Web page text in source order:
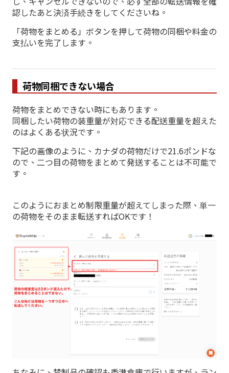
認したあと決済手続きをしてくださいね。
「荷物をまとめる」ボタンを押して荷物の同梱や料金の
支払いを完了します。
荷物同梱できない場合
荷物をまとめできない時にもあります。
同梱したい荷物の装重量が対応できる配送重量を超えた
のはよくある状況です。
下記の画像のように、カナダの荷物だけで21.6ポンドな
ので、二つ目の荷物をまとめて発送することは不可能で
す。
このようにおまとめ制限重量が超えてしまった際、単一
の荷物をそのまま転送すればOKです！